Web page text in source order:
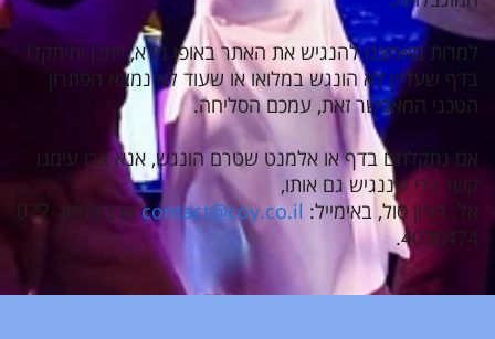
למרות מאמצנו להנגיש את האתר באופן מלא, ייתכן ותיתקלו
בדף שעדיין לא הונגש במלואו או שעוד לא נמצא הפתרון
הטכני המאפשר זאת, עמכם הסליחה.
אם נתקלתם בדף או אלמנט שטרם הונגש, אנא צרו עימנו
קשר כדי שננגיש גם אותו,
אל: דורון סול, באימייל: contact@coy.co.il
או בטלפון 077-
4030474.